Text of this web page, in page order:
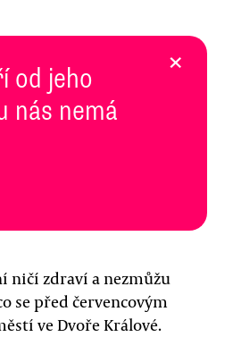
od jeho
nás nemá
×
ničí zdraví a nezmůžu
se před červencovým
ve Dvoře Králové.